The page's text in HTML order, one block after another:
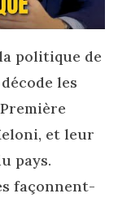
politique de
les
et leur
pays.
façonnent-